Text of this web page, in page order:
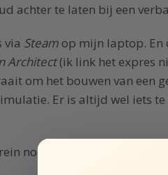
achter te laten bij een
via Steam op mijn laptop. En
Architect(ik link het expres
om het bouwen van een
Er is altijd wel iets te
nodig heeft om nooit